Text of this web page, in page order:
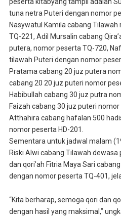
peserta kitabyang tampil adalah
tuna netra Puteri dengan nomor
Nasywatul Kamila cabang
TQ-221, Adil Mursalin cabang
putera, nomor peserta TQ-720,
tilawah Puteri dengan nomor
Pratama cabang 20 juz putera
cabang 20 20 juz puteri nomor
Habibullah cabang 30 juz putra
Faizah cabang 30 juz puteri
Atthahira cabang hafalan 500
nomor peserta HD-201.
Sementara untuk jadwal malam
Riski Alwi cabang Tilawah
dan qori’ah Fitria Maya Sari
dengan nomor peserta TQ-401,
“Kita berharap, semoga qori dan
dengan hasil yang maksimal,”